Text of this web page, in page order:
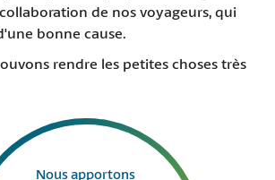
de nos voyageurs, qui
bonne cause.
rendre les petites choses très
Nous apportons